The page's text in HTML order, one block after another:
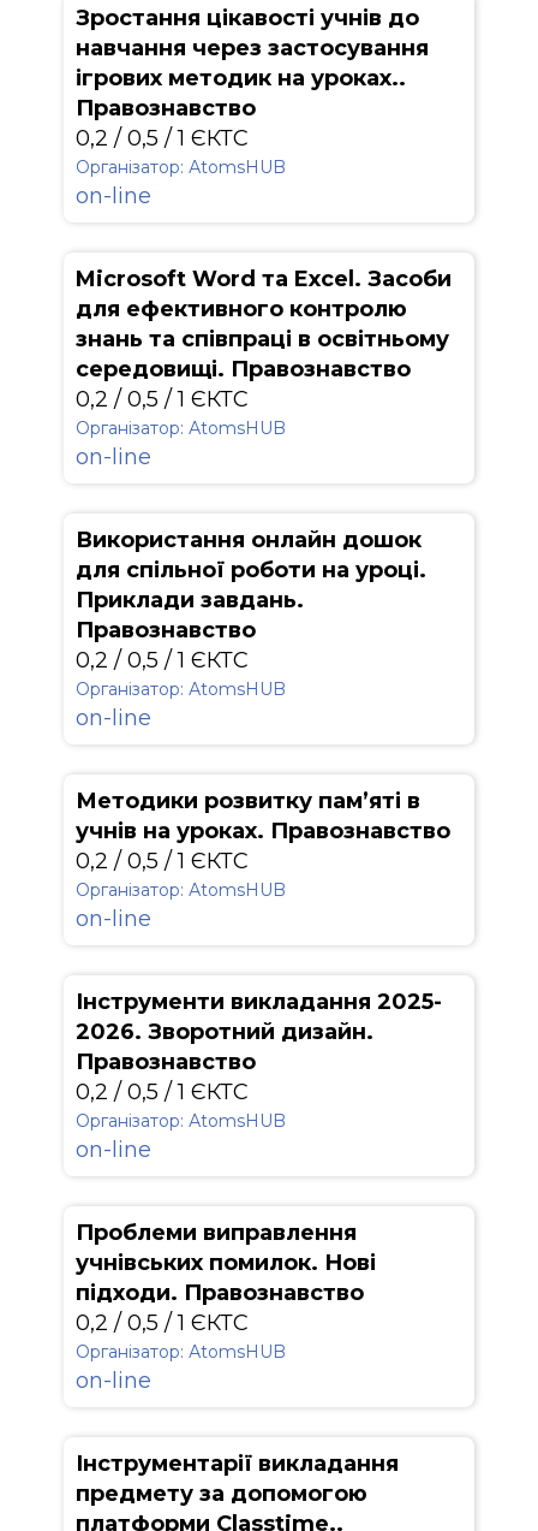
Зростання цікавості учнів до
навчання через застосування
ігрових методик на уроках..
Правознавство
0,2 / 0,5 / 1 ЄКТС
Організатор: АtomsHUB
on-line
Microsoft Word та Excel. Засоби
для ефективного контролю
знань та співпраці в освітньому
середовищі. Правознавство
0,2 / 0,5 / 1 ЄКТС
Організатор: АtomsHUB
on-line
Використання онлайн дошок
для спільної роботи на уроці.
Приклади завдань.
Правознавство
0,2 / 0,5 / 1 ЄКТС
Організатор: АtomsHUB
on-line
Методики розвитку пам’яті в
учнів на уроках. Правознавство
0,2 / 0,5 / 1 ЄКТС
Організатор: АtomsHUB
on-line
Інструменти викладання 2025-
2026. Зворотний дизайн.
Правознавство
0,2 / 0,5 / 1 ЄКТС
Організатор: АtomsHUB
on-line
Проблеми виправлення
учнівських помилок. Нові
підходи. Правознавство
0,2 / 0,5 / 1 ЄКТС
Організатор: АtomsHUB
on-line
Інструментарії викладання
предмету за допомогою
платформи Classtime..